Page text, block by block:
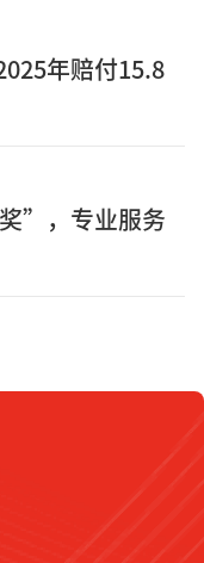
年赔付15.8
”，专业服务